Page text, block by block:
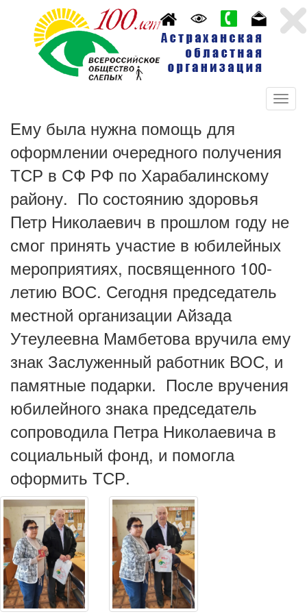
Ему была нужна помощь для
оформлении очередного получения
ТСР в СФ РФ по Харабалинскому
району. По состоянию здоровья
Петр Николаевич в прошлом году не
смог принять участие в юбилейных
мероприятиях, посвященного 100-
летию ВОС. Сегодня председатель
местной организации Айзада
Утеулеевна Мамбетова вручила ему
знак Заслуженный работник ВОС, и
памятные подарки. После вручения
юбилейного знака председатель
сопроводила Петра Николаевича в
социальный фонд, и помогла
оформить ТСР.